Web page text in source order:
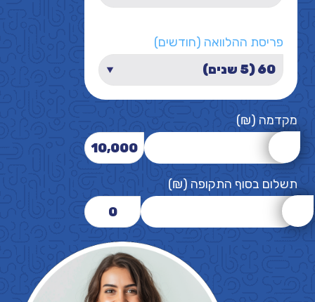
פריסת ההלוואה (חודשים)
מקדמה (₪)
10,000
תשלום בסוף התקופה (₪)
0